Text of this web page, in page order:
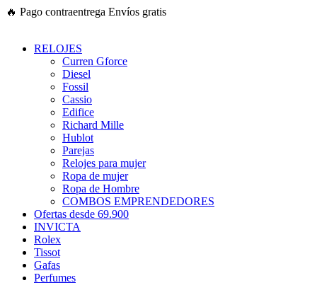
Ir
🔥 Pago contraentrega Envíos gratis
RELOJES
Curren Gforce
Diesel
Fossil
Cassio
Edifice
Richard Mille
Hublot
Parejas
Relojes para mujer
Ropa de mujer
Ropa de Hombre
COMBOS EMPRENDEDORES
Ofertas desde 69.900
INVICTA
Rolex
Tissot
Gafas
Perfumes